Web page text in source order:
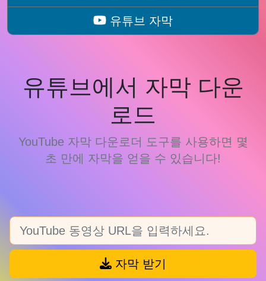
유튜브 자막
유튜브에서 자막 다운
로드
YouTube 자막 다운로더 도구를 사용하면 몇
초 만에 자막을 얻을 수 있습니다!
자막 받기